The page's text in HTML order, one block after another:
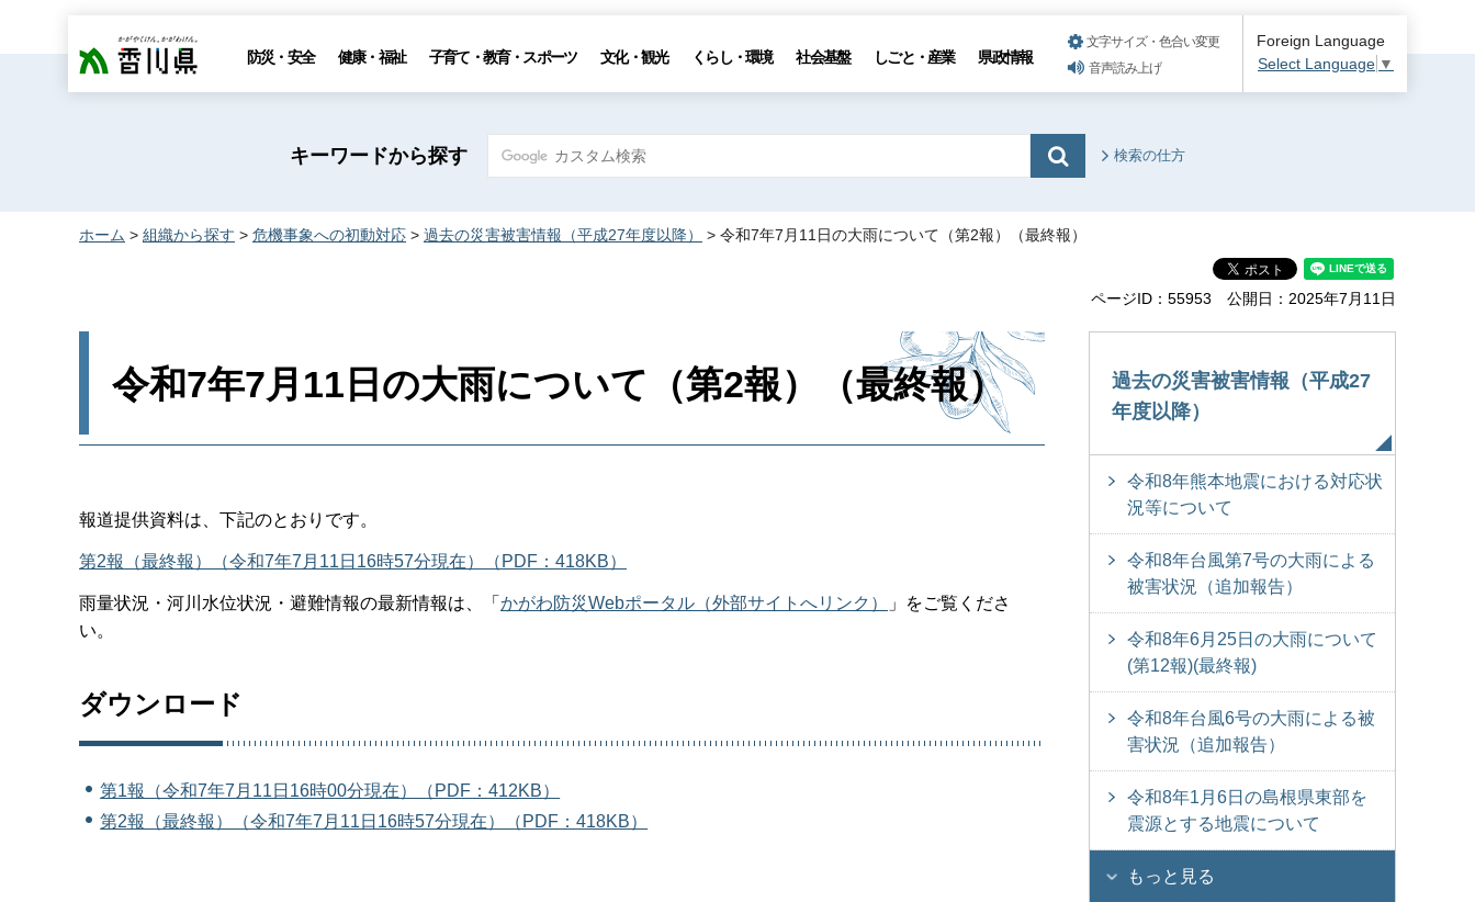
香川県 防災・安全 健康・福祉 子育て・教育・スポーツ 文化・観光 くらし・環境 社会基盤 しごと・産業 県政情報
文字サイズ・色合い変更
音声読み上げ
Foreign Language
Select Language ▼
キーワードから探す 検索の仕方
ホーム > 組織から探す > 危機事象への初動対応 > 過去の災害被害情報（平成27年度以降） > 令和7年7月11日の大雨について（第2報）（最終報）
ページID：55953 公開日：2025年7月11日
令和7年7月11日の大雨について（第2報）（最終報）
報道提供資料は、下記のとおりです。
第2報（最終報）（令和7年7月11日16時57分現在）（PDF：418KB）
雨量状況・河川水位状況・避難情報の最新情報は、「 かがわ防災Webポータル（外部サイトへリンク）
」をご覧くださ
い。
ダウンロード
第1報（令和7年7月11日16時00分現在）（PDF：412KB）
第2報（最終報）（令和7年7月11日16時57分現在）（PDF：418KB）
過去の災害被害情報（平成27
年度以降）
令和8年熊本地震における対応状
況等について
令和8年台風第7号の大雨による
被害状況（追加報告）
令和8年6月25日の大雨について
(第12報)(最終報)
令和8年台風6号の大雨による被
害状況（追加報告）
令和8年1月6日の島根県東部を
震源とする地震について
もっと見る